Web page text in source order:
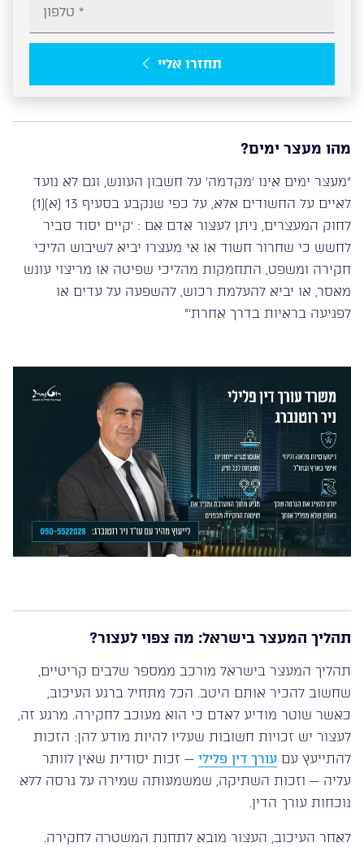
תחזרו אליי
מהו מעצר ימים?
“מעצר ימים אינו ‘מקדמה’ על חשבון העונש, וגם לא נועד
לאיים על החשודים אלא, על כפי שנקבע בסעיף 13 (א)(1)
לחוק המעצרים, ניתן לעצור אדם אם : ‘קיים יסוד סביר
לחשש כי שחרור חשוד או אי מעצרו יביא לשיבוש הליכי
חקירה ומשפט, התחמקות מהליכי שפיטה או מריצוי עונש
מאסר, או יביא להעלמת רכוש, להשפעה על עדים או
לפגיעה בראיות בדרך אחרת'”
תהליך המעצר בישראל: מה צפוי לעצור?
תהליך המעצר בישראל מורכב ממספר שלבים קריטיים,
שחשוב להכיר אותם היטב. הכל מתחיל ברגע העיכוב,
כאשר שוטר מודיע לאדם כי הוא מעוכב לחקירה. מרגע זה,
לעצור יש זכויות חשובות שעליו להיות מודע להן: הזכות
להתייעץ עם עורך דין פלילי — זכות יסודית שאין לוותר
עליה — וזכות השתיקה, שמשמעותה שמירה על גרסה ללא
נוכחות עורך הדין.
לאחר העיכוב, העצור מובא לתחנת המשטרה לחקירה.